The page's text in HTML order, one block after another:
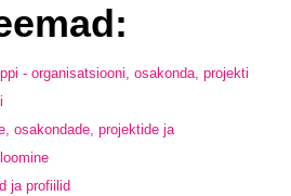
- organisatsiooni, osakonda, projekti
osakondade, projektide ja
ja profiilid